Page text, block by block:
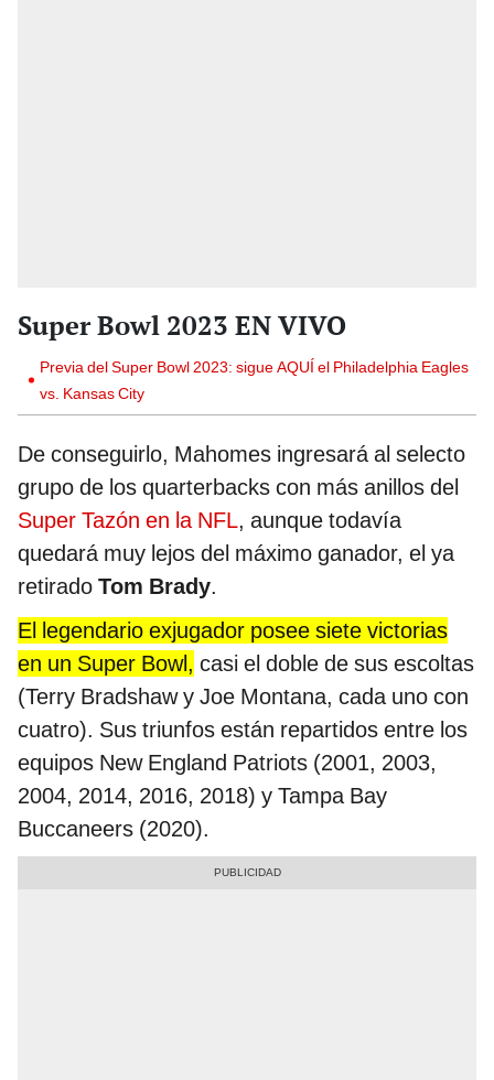
Super Bowl 2023 EN VIVO
Previa del Super Bowl 2023: sigue AQUÍ el Philadelphia Eagles
vs. Kansas City
De conseguirlo, Mahomes ingresará al selecto
grupo de los quarterbacks con más anillos del
Super Tazón en la NFL, aunque todavía
quedará muy lejos del máximo ganador, el ya
retirado Tom Brady.
El legendario exjugador posee siete victorias
en un Super Bowl, casi el doble de sus escoltas
(Terry Bradshaw y Joe Montana, cada uno con
cuatro). Sus triunfos están repartidos entre los
equipos New England Patriots (2001, 2003,
2004, 2014, 2016, 2018) y Tampa Bay
Buccaneers (2020).